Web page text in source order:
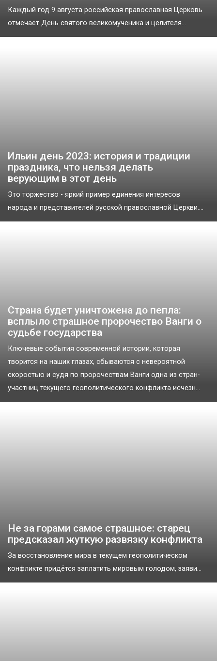
Каждый год 9 августа российская православная Церковь
отмечает День святого великомученика и целителя...
Ильин день 2023: история и традиции
праздника, что нельзя делать
верующим в этот день
Это торжество - яркий пример единения интересов
народа и представителей русской православной Церкви....
Страна будет уничтожена до пепла:
всплыло страшное пророчество Ванги о
судьбе государства
Ключевые события современной истории, которая
творится на наших глазах, сбываются с невероятной
скоростью и судя по пророчествам Ванги одна из стран-
участниц текущего геополитического конфликта исчезн...
Не за горами самое страшное: старец
предсказал жуткую развязку конфликта
За восстановление мира в текущем геополитическом
конфликте придётся заплатить мировым голодом, заяви...